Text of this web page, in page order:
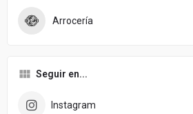
Arrocería
Seguir en...
Instagram